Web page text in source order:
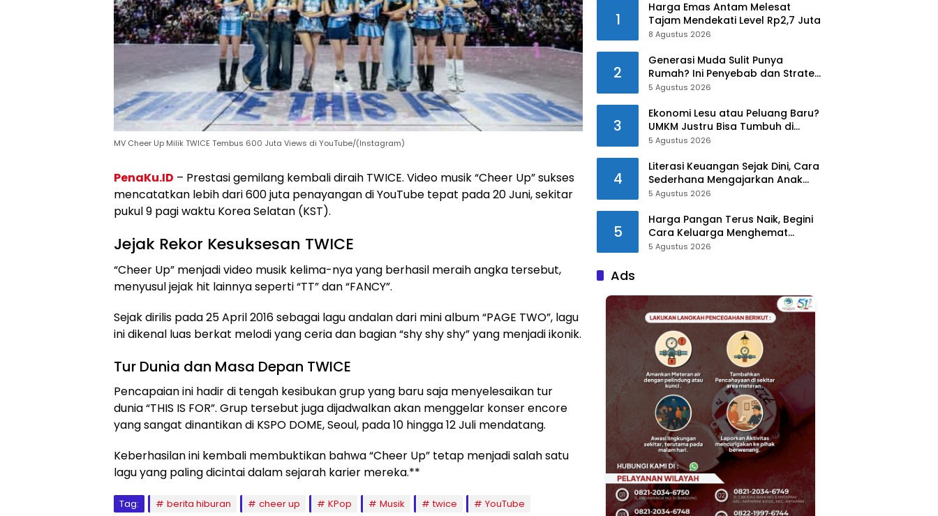
MV Cheer Up Milik TWICE Tembus 600 Juta Views di YouTube/(Instagram)
PenaKu.ID – Prestasi gemilang kembali diraih TWICE. Video musik “Cheer Up” sukses
mencatatkan lebih dari 600 juta penayangan di YouTube tepat pada 20 Juni, sekitar
pukul 9 pagi waktu Korea Selatan (KST).
Jejak Rekor Kesuksesan TWICE
“Cheer Up” menjadi video musik kelima-nya yang berhasil meraih angka tersebut,
menyusul jejak hit lainnya seperti “TT” dan “FANCY”.
Sejak dirilis pada 25 April 2016 sebagai lagu andalan dari mini album “PAGE TWO”, lagu
ini dikenal luas berkat melodi yang ceria dan bagian “shy shy shy” yang menjadi ikonik.
Tur Dunia dan Masa Depan TWICE
Pencapaian ini hadir di tengah kesibukan grup yang baru saja menyelesaikan tur
dunia “THIS IS FOR”. Grup tersebut juga dijadwalkan akan menggelar konser encore
yang sangat dinantikan di KSPO DOME, Seoul, pada 10 hingga 12 Juli mendatang.
Keberhasilan ini kembali membuktikan bahwa “Cheer Up” tetap menjadi salah satu
lagu yang paling dicintai dalam sejarah karier mereka.**
Tag: berita hiburan cheer up KPop Musik twice YouTube
1
Harga Emas Antam Melesat
Tajam Mendekati Level Rp2,7 Juta
8 Agustus 2026
2
Generasi Muda Sulit Punya
Rumah? Ini Penyebab dan Strategi
Mengatasinya
5 Agustus 2026
3
Ekonomi Lesu atau Peluang Baru?
UMKM Justru Bisa Tumbuh di
Tengah Ketidakpastian
5 Agustus 2026
4
Literasi Keuangan Sejak Dini, Cara
Sederhana Mengajarkan Anak
Mengelola Uang
5 Agustus 2026
5
Harga Pangan Terus Naik, Begini
Cara Keluarga Menghemat
Belanja
5 Agustus 2026
Ads